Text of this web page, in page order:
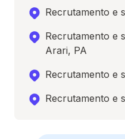
Recrutamento e
Recrutamento e
Arari, PA
Recrutamento e
Recrutamento e